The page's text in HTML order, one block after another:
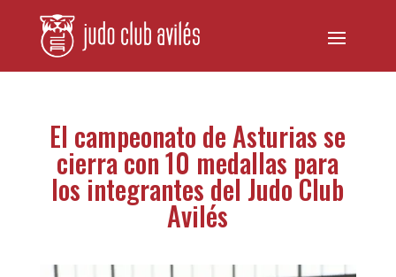
El campeonato de Asturias se
cierra con 10 medallas para
los integrantes del Judo Club
Avilés